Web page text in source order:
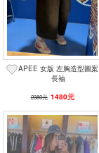
APEE 女版 左胸造型圖案
長袖
2380元 1480元